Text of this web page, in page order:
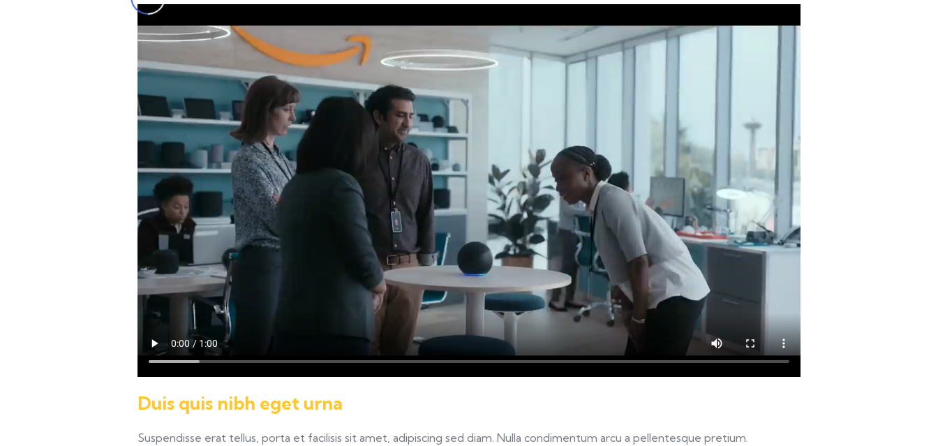
Duis quis nibh eget urna
Suspendisse erat tellus, porta et facilisis sit amet, adipiscing sed diam. Nulla condimentum arcu a pellentesque pretium.